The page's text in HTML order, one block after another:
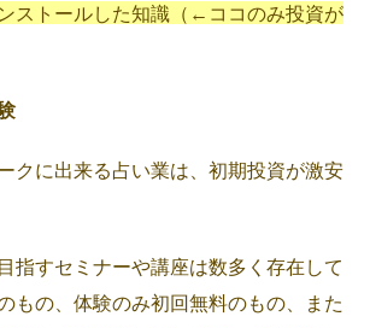
ストールした知識（←ココのみ投資が
クに出来る占い業は、初期投資が激安
指すセミナーや講座は数多く存在して
もの、体験のみ初回無料のもの、また